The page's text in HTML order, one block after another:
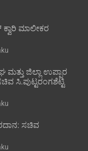
ಕ್ವಾರಿ ಮಾಲೀಕರ
ಮತ್ತು ಜಿಲ್ಲಾ ಉಪ್ಪಾರ
ಸಿ.ಪುಟ್ಟರಂಗಶೆಟ್ಟಿ
ಸಚಿವ